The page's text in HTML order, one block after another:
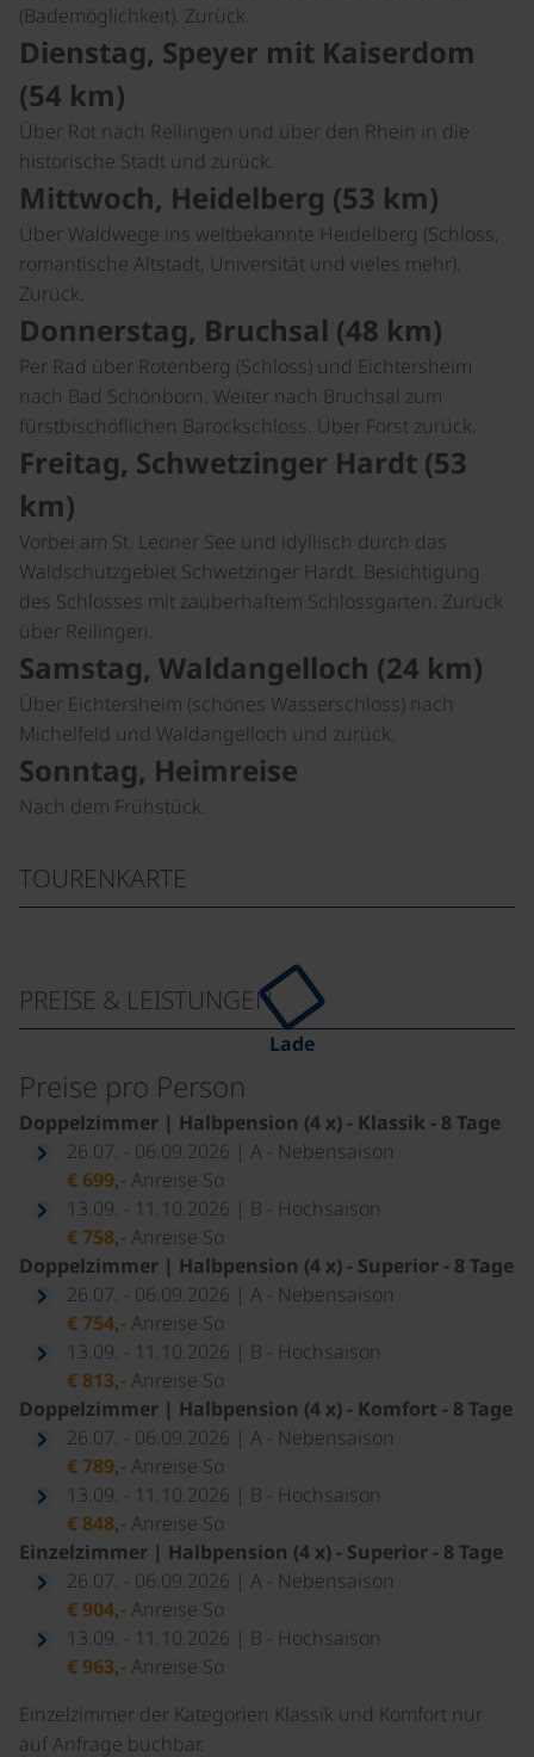
(Bademöglichkeit). Zurück.
Dienstag, Speyer mit Kaiserdom
(54 km)
Über Rot nach Reilingen und über den Rhein in die
historische Stadt und zurück.
Mittwoch, Heidelberg (53 km)
Über Waldwege ins weltbekannte Heidelberg (Schloss,
romantische Altstadt, Universität und vieles mehr).
Zurück.
Donnerstag, Bruchsal (48 km)
Per Rad über Rotenberg (Schloss) und Eichtersheim
nach Bad Schönborn. Weiter nach Bruchsal zum
fürstbischöflichen Barockschloss. Über Forst zurück.
Freitag, Schwetzinger Hardt (53
km)
Vorbei am St. Leoner See und idyllisch durch das
Waldschutzgebiet Schwetzinger Hardt. Besichtigung
des Schlosses mit zauberhaftem Schlossgarten. Zurück
über Reilingen.
Samstag, Waldangelloch (24 km)
Über Eichtersheim (schönes Wasserschloss) nach
Michelfeld und Waldangelloch und zurück.
Sonntag, Heimreise
Nach dem Frühstück.
TOURENKARTE
Lade
PREISE & LEISTUNGEN
Preise pro Person
Doppelzimmer | Halbpension (4 x) - Klassik - 8 Tage
26.07. - 06.09.2026 | A - Nebensaison
€ 699,-Anreise So
13.09. - 11.10.2026 | B - Hochsaison
€ 758,-Anreise So
Doppelzimmer | Halbpension (4 x) - Superior - 8 Tage
26.07. - 06.09.2026 | A - Nebensaison
€ 754,-Anreise So
13.09. - 11.10.2026 | B - Hochsaison
€ 813,-Anreise So
Doppelzimmer | Halbpension (4 x) - Komfort - 8 Tage
26.07. - 06.09.2026 | A - Nebensaison
€ 789,-Anreise So
13.09. - 11.10.2026 | B - Hochsaison
€ 848,-Anreise So
Einzelzimmer | Halbpension (4 x) - Superior - 8 Tage
26.07. - 06.09.2026 | A - Nebensaison
€ 904,-Anreise So
13.09. - 11.10.2026 | B - Hochsaison
€ 963,-Anreise So
Einzelzimmer der Kategorien Klassik und Komfort nur
auf Anfrage buchbar.